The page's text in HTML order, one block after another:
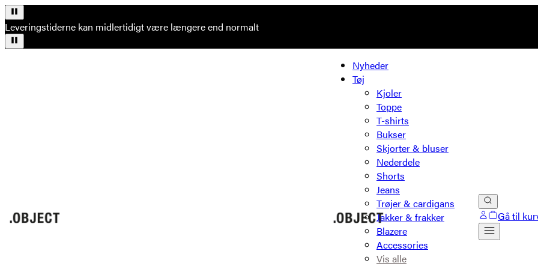
Leveringstiderne kan midlertidigt være længere end normalt
Nyheder
Tøj
Kjoler
Toppe
T-shirts
Bukser
Skjorter & bluser
Nederdele
Shorts
Jeans
Trøjer & cardigans
Jakker & frakker
Blazere
Accessories
Vis alle
Gå til